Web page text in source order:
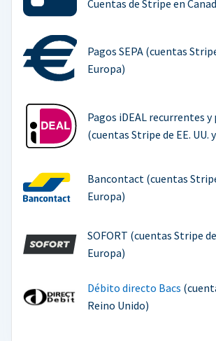
Cuentas de Stripe en
Pagos SEPA (cuentas
Europa)
Pagos iDEAL recurrentes
(cuentas Stripe de EE. UU.
Bancontact (cuentas Stripe
Europa)
SOFORT (cuentas Stripe de
Europa)
Débito directo Bacs
Reino Unido)